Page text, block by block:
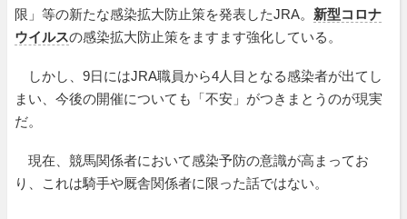
限」等の新たな感染拡大防止策を発表したJRA。 新型コロナ
ウイルスの感染拡大防止策をますます強化している。
しかし、9日にはJRA職員から4人目となる感染者が出てし
まい、今後の開催についても「不安」がつきまとうのが現実
だ。
現在、競馬関係者において感染予防の意識が高まってお
り、これは騎手や厩舎関係者に限った話ではない。